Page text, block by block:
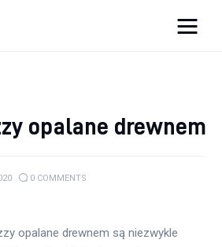
opalane drewnem
0 COMMENTS
opalane drewnem są niezwykle